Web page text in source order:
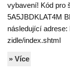
vybavení! Kód pro
5A5JBDKLAT4M
následující
zidle/index.shtml
» Více